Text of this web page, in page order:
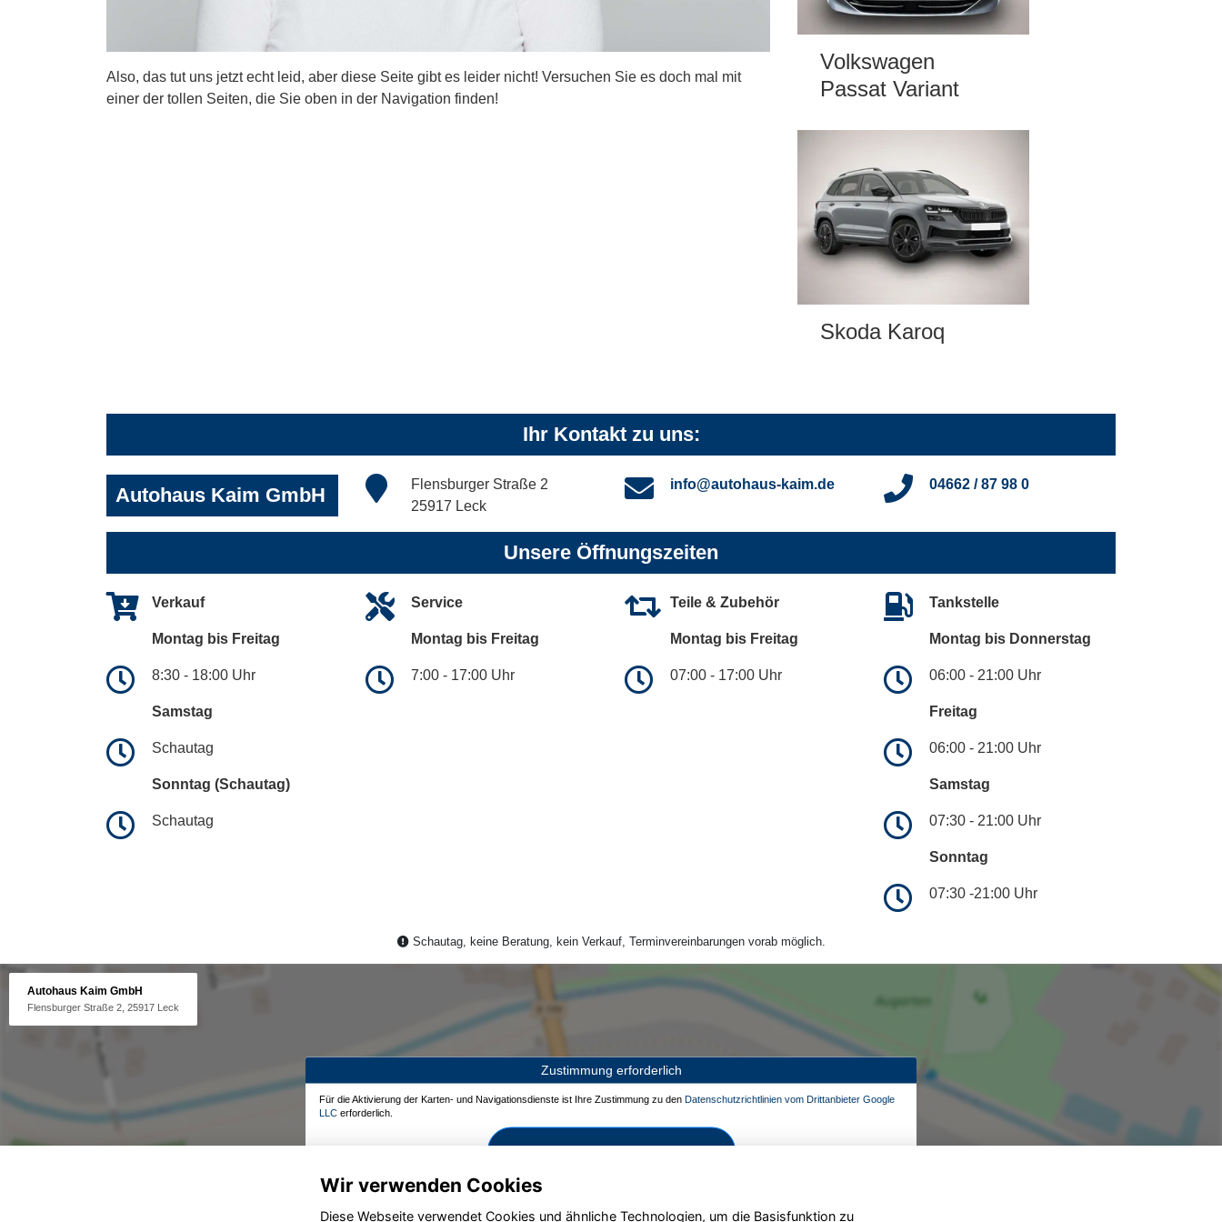
Also, das tut uns jetzt echt leid, aber diese Seite gibt es leider nicht! Versuchen Sie es doch mal mit
einer der tollen Seiten, die Sie oben in der Navigation finden!
Volkswagen
Passat Variant
Skoda Karoq
Ihr Kontakt zu uns:
Autohaus Kaim GmbH
Flensburger Straße 2
25917 Leck
info@autohaus-kaim.de 04662 / 87 98 0
Unsere Öffnungszeiten
Verkauf
Montag bis Freitag
8:30 - 18:00 Uhr
Samstag
Schautag
Sonntag (Schautag)
Schautag
Service
Montag bis Freitag
7:00 - 17:00 Uhr
Teile & Zubehör
Montag bis Freitag
07:00 - 17:00 Uhr
Tankstelle
Montag bis Donnerstag
06:00 - 21:00 Uhr
Freitag
06:00 - 21:00 Uhr
Samstag
07:30 - 21:00 Uhr
Sonntag
07:30 -21:00 Uhr
Schautag, keine Beratung, kein Verkauf, Terminvereinbarungen vorab möglich.
Autohaus Kaim GmbH
Flensburger Straße 2, 25917 Leck
Zustimmung erforderlich
Für die Aktivierung der Karten- und Navigationsdienste ist Ihre Zustimmung zu den Datenschutzrichtlinien vom Drittanbieter Google
LLC erforderlich.
Zustimmen und aktivieren
Wir verwenden Cookies
Diese Webseite verwendet Cookies und ähnliche Technologien, um die Basisfunktion zu